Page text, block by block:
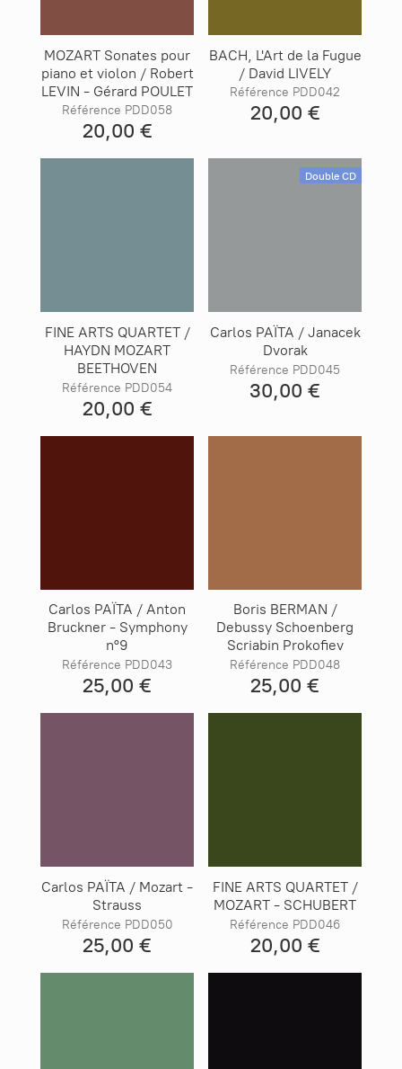
MOZART Sonates pour
piano et violon / Robert
LEVIN - Gérard POULET
Référence PDD058
20,00 €
BACH, L'Art de la Fugue
/ David LIVELY
Référence PDD042
20,00 €
FINE ARTS QUARTET /
HAYDN MOZART
BEETHOVEN
Référence PDD054
20,00 €
Double CD
Carlos PAÏTA / Janacek
Dvorak
Référence PDD045
30,00 €
Carlos PAÏTA / Anton
Bruckner - Symphony
n°9
Référence PDD043
25,00 €
Boris BERMAN /
Debussy Schoenberg
Scriabin Prokofiev
Référence PDD048
25,00 €
Carlos PAÏTA / Mozart -
Strauss
Référence PDD050
25,00 €
FINE ARTS QUARTET /
MOZART - SCHUBERT
Référence PDD046
20,00 €